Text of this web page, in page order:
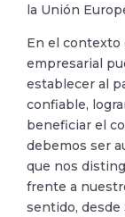
la Unión
En el contexto
empresarial
establecer al
confiable,
beneficiar el
debemos ser
que nos
frente a
sentido, desde